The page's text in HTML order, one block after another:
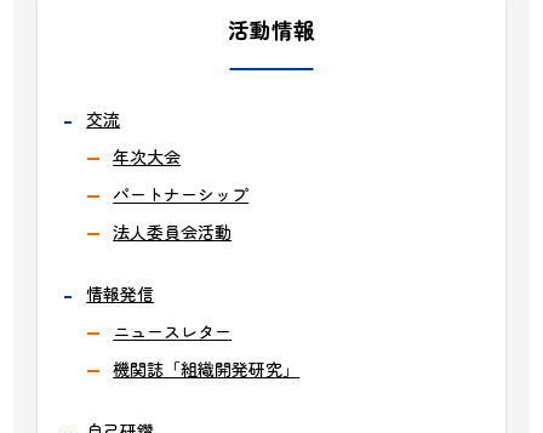
活動情報
交流
年次大会
パートナーシップ
法人委員会活動
情報発信
ニュースレター
機関誌「組織開発研究」